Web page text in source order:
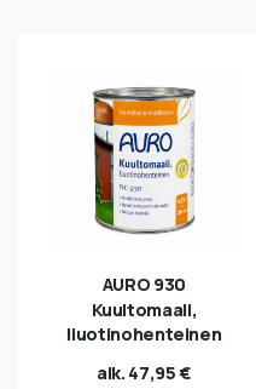
AURO 930
Kuultomaali,
liuotinohenteinen
alk. 47,95€